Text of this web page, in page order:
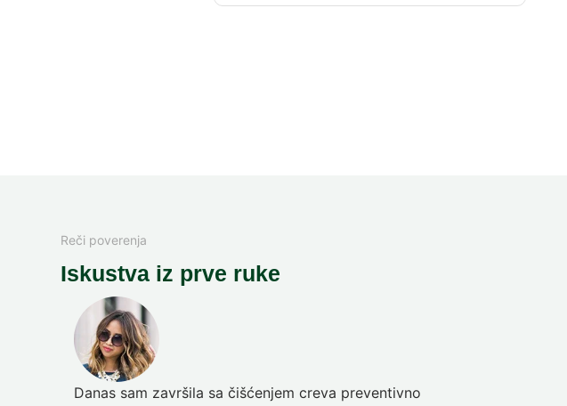
Reči poverenja
Iskustva iz prve ruke
Danas sam završila sa čišćenjem creva preventivno